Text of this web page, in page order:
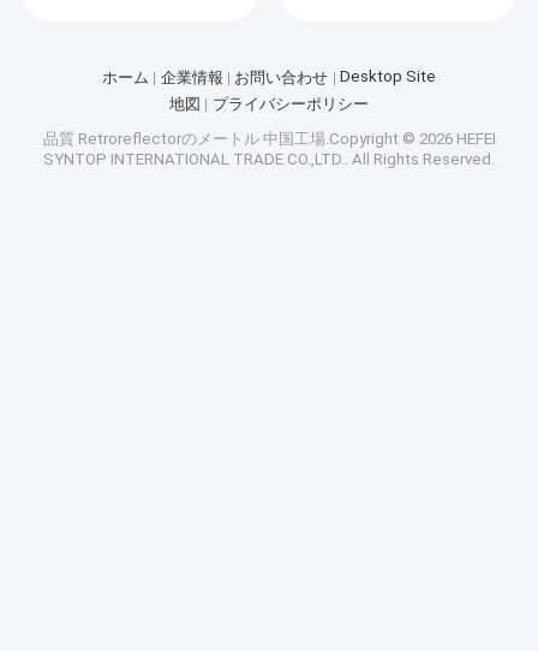
ホーム 企業情報 お問い合わせ
Desktop Site
地図
プライバシーポリシー
品質 Retroreflectorのメートル中国工場.Copyright © 2026 HEFEI
SYNTOP INTERNATIONAL TRADE CO.,LTD.. All Rights Reserved.